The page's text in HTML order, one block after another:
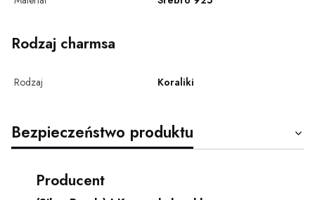
Rodzaj charmsa
Rodzaj Koraliki
Bezpieczeństwo produktu
Producent